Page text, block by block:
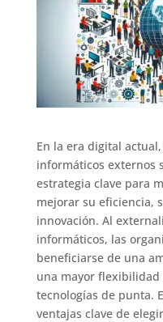
En la era digital
informáticos externos
estrategia clave para
mejorar su eficiencia,
innovación. Al
informáticos, las
beneficiarse de una
una mayor flexibilidad
tecnologías de punta.
ventajas clave de